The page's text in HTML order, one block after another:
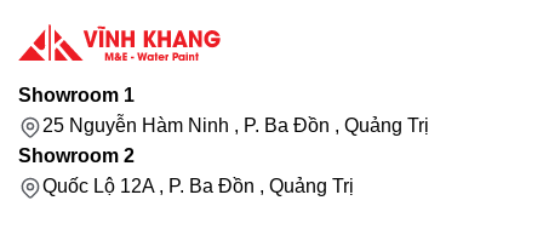
Showroom 1
25 Nguyễn Hàm Ninh , P. Ba Đồn , Quảng Trị
Showroom 2
Quốc Lộ 12A , P. Ba Đồn , Quảng Trị